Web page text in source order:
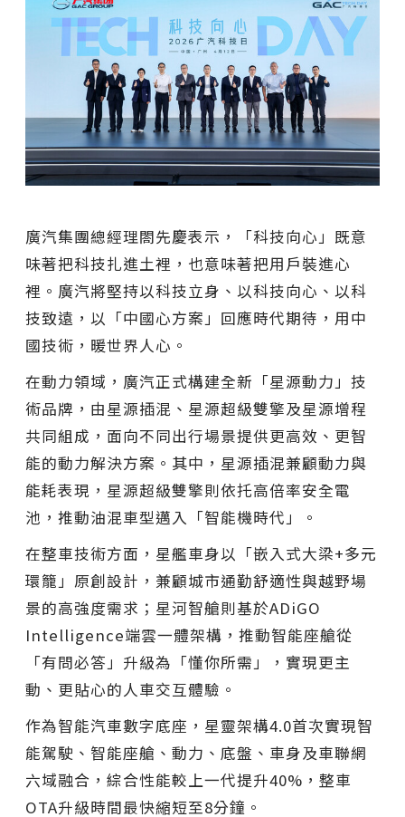
廣汽集團總經理閤先慶表示，「科技向心」既意
味著把科技扎進土裡，也意味著把用戶裝進心
裡。廣汽將堅持以科技立身、以科技向心、以科
技致遠，以「中國心方案」回應時代期待，用中
國技術，暖世界人心。
在動力領域，廣汽正式構建全新「星源動力」技
術品牌，由星源插混、星源超級雙擎及星源增程
共同組成，面向不同出行場景提供更高效、更智
能的動力解決方案。其中，星源插混兼顧動力與
能耗表現，星源超級雙擎則依托高倍率安全電
池，推動油混車型邁入「智能機時代」。
在整車技術方面，星艦車身以「嵌入式大梁+多元
環籠」原創設計，兼顧城市通勤舒適性與越野場
景的高強度需求；星河智艙則基於ADiGO
Intelligence端雲一體架構，推動智能座艙從
「有問必答」升級為「懂你所需」，實現更主
動、更貼心的人車交互體驗。
作為智能汽車數字底座，星靈架構4.0首次實現智
能駕駛、智能座艙、動力、底盤、車身及車聯網
六域融合，綜合性能較上一代提升40%，整車
OTA升級時間最快縮短至8分鐘。